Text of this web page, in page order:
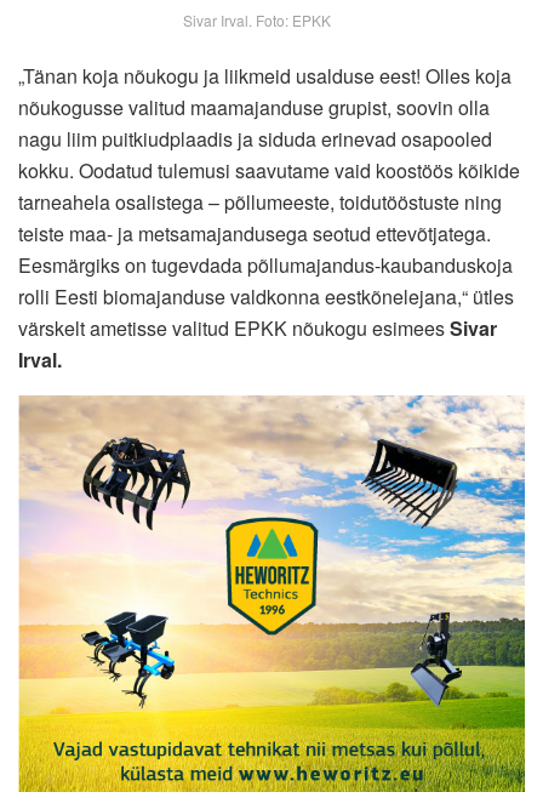
Sivar Irval. Foto: EPKK
„Tänan koja nõukogu ja liikmeid usalduse eest! Olles koja
nõukogusse valitud maamajanduse grupist, soovin olla
nagu liim puitkiudplaadis ja siduda erinevad osapooled
kokku. Oodatud tulemusi saavutame vaid koostöös kõikide
tarneahela osalistega – põllumeeste, toidutööstuste ning
teiste maa- ja metsamajandusega seotud ettevõtjatega.
Eesmärgiks on tugevdada põllumajandus-kaubanduskoja
rolli Eesti biomajanduse valdkonna eestkõnelejana,“ ütles
värskelt ametisse valitud EPKK nõukogu esimeesSivar
Irval.